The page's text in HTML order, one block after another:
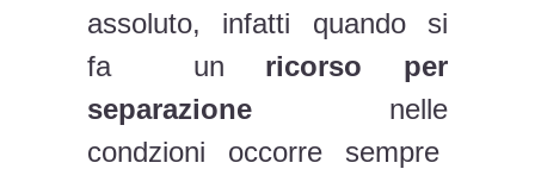
assoluto, infatti quando si
fa un ricorso per
separazione nelle
condzioni occorre sempre